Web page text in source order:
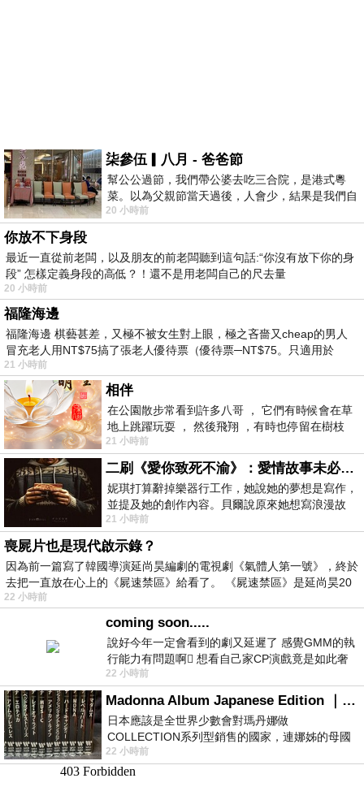
柒參伍▎八月 - 爸爸節
幫公公過節，我們帶公婆去吃三合院，是港式粵
菜。以為父親節當天過後，人會少，結果是我們自
己想多了。人陸續地進，滿滿都是人，個人
20 小時前
你放不下身段
最近一直從前老闆，以及朋友的前老闆聽到這句話:“你沒有放下你的身
段” 怎樣定義身段的高低？！還不是用老闆自己的尺去量
20 小時前
福隆海邊
福隆海邊 棋藝甚差，又極不被女生對上眼，極之吝嗇又cheap的男人
冒充老人用NT$75搞了張老人優待票（優待票─NT$75。只適用於
21 小時前
相伴
在公園散步常看到許多八哥 ， 它們有時候會在草
地上跳躍玩耍 ， 然後飛翔 ，有時也停留在樹枝
上，它們身軀是咖啡色的，鳥喙是黃色
21 小時前
二刷《愛你致死不渝》：愛情故事未必是浪漫故事
妮琪打算辭掉樂器行工作，她說她的夢想是寫作，
並提及她的創作內容。貝爾說原來她想寫浪漫故
事，妮琪回應：「不是浪漫故事，是愛情
21 小時前
喪屍片也是現代啟示錄？
因為前一篇寫了韓國導演延尚昊編劇的電視劇《氣體人第一號》，終於
去把一直放在心上的《屍速禁區》給看了。 《屍速禁區》是延尚昊20
22 小時前
coming soon.....
說好今年一定會看到的劇又延遲了 感覺GMM的執
行能力有問題啊🫩 想看自己家CP演戲竟是如此奢
侈的事 GMM你說看看啊😑 先把劇放
22 小時前
Madonna Album Japanese Edition ｜瑪丹娜專輯們2026年日本版重發系列
日本應該是全世界少數會對瑪丹娜做
COLLECTION系列型銷售的國家，連娜姊的母國
美國都沒對她這樣過，這全拜在他們到現在唱片
22 小時前